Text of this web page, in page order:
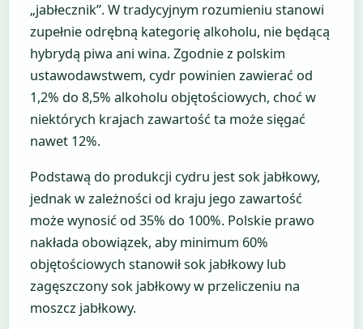
„jabłecznik”. W tradycyjnym rozumieniu stanowi
zupełnie odrębną kategorię alkoholu, nie będącą
hybrydą piwa ani wina. Zgodnie z polskim
ustawodawstwem, cydr powinien zawierać od
1,2% do 8,5% alkoholu objętościowych, choć w
niektórych krajach zawartość ta może sięgać
nawet 12%.
Podstawą do produkcji cydru jest sok jabłkowy,
jednak w zależności od kraju jego zawartość
może wynosić od 35% do 100%. Polskie prawo
nakłada obowiązek, aby minimum 60%
objętościowych stanowił sok jabłkowy lub
zagęszczony sok jabłkowy w przeliczeniu na
moszcz jabłkowy.